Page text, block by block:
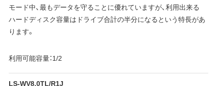
モード中、最もデータを守ることに優れていますが、利用出来る
ハードディスク容量はドライブ合計の半分になるという特長があ
ります。
利用可能容量：1/2
LS-WV8.0TL/R1J